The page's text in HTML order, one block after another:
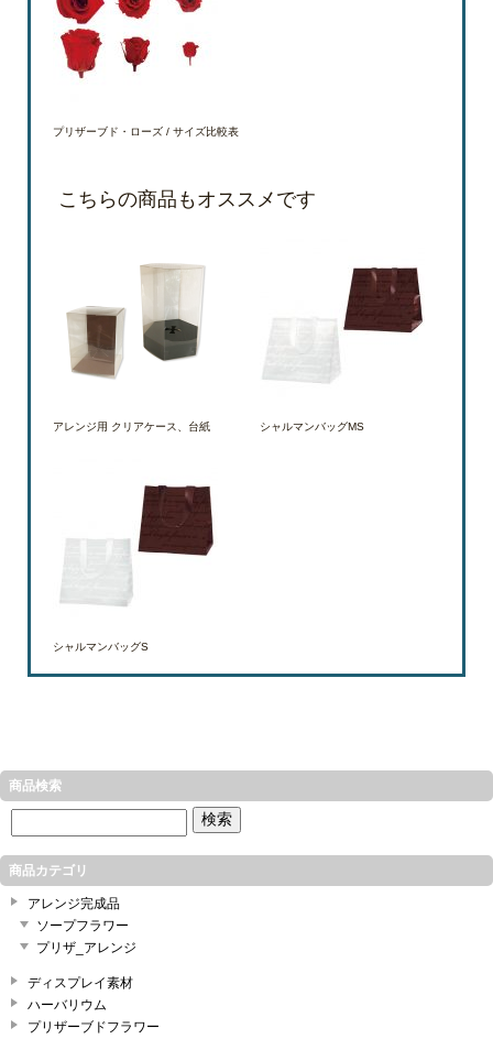
プリザーブド・ローズ / サイズ比較表
こちらの商品もオススメです
アレンジ用 クリアケース、台紙 シャルマンバッグMS
シャルマンバッグS
商品検索
商品カテゴリ
アレンジ完成品
ソープフラワー
プリザ_アレンジ
ディスプレイ素材
ハーバリウム
プリザーブドフラワー